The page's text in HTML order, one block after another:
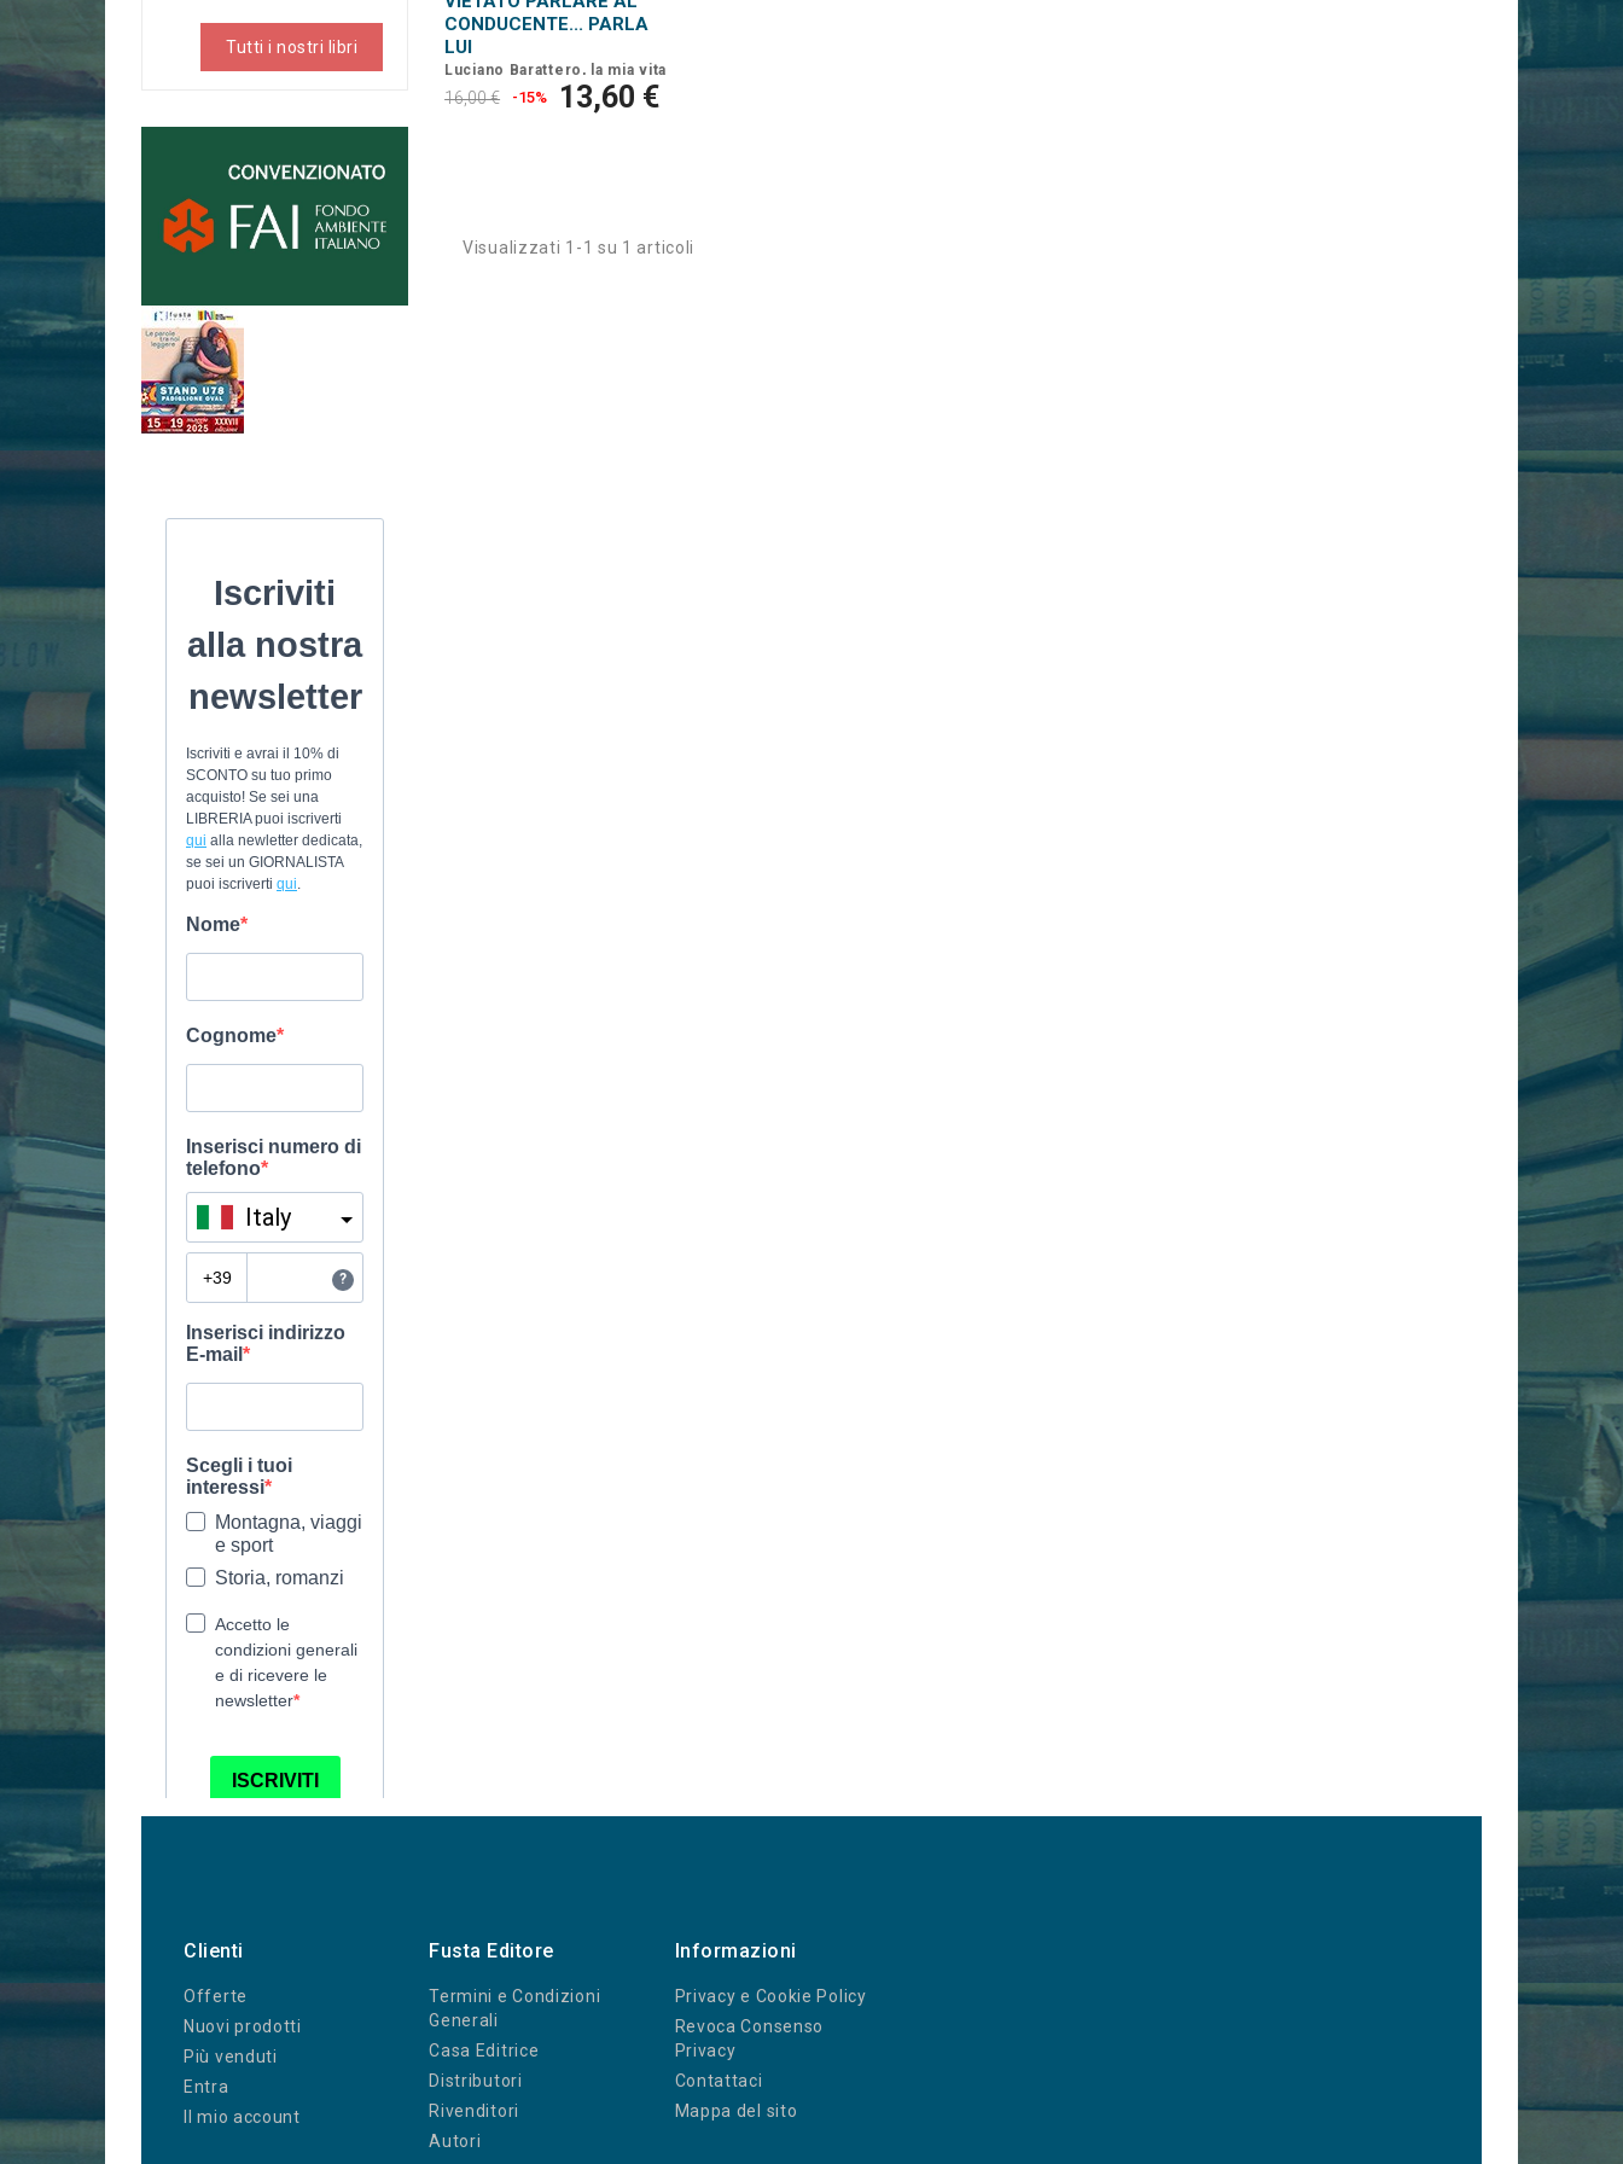
Tutti i nostri libri
CONDUCENTE... PARLA
LUI
Luciano Barattero, la mia vita
16,00 € -15% 13,60 €
Visualizzati 1-1 su 1 articoli
Clienti
Offerte
Nuovi prodotti
Più venduti
Entra
Il mio account
Fusta Editore
Termini e Condizioni
Generali
Casa Editrice
Distributori
Rivenditori
Autori
Informazioni
Privacy e Cookie Policy
Revoca Consenso
Privacy
Contattaci
Mappa del sito